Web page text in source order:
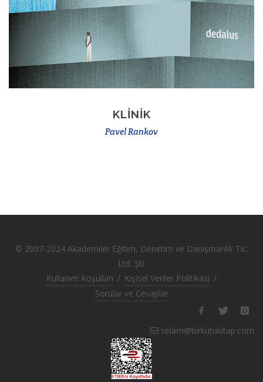
KLINIK
Pavel Rankov
© 2007-2024 Akademiler Eğitim, Denetim ve Danışmanlık Tic.
Ltd. Şti.
Kullanım Koşulları / Kişisel Veriler Politikası /
Sorular ve Cevaplar
selam@birkutukitap.com